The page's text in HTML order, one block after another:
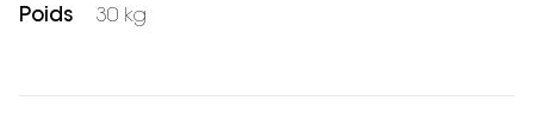
Poids 30 kg